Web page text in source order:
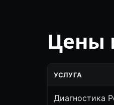
Цены
УСЛУГА
Диагностика